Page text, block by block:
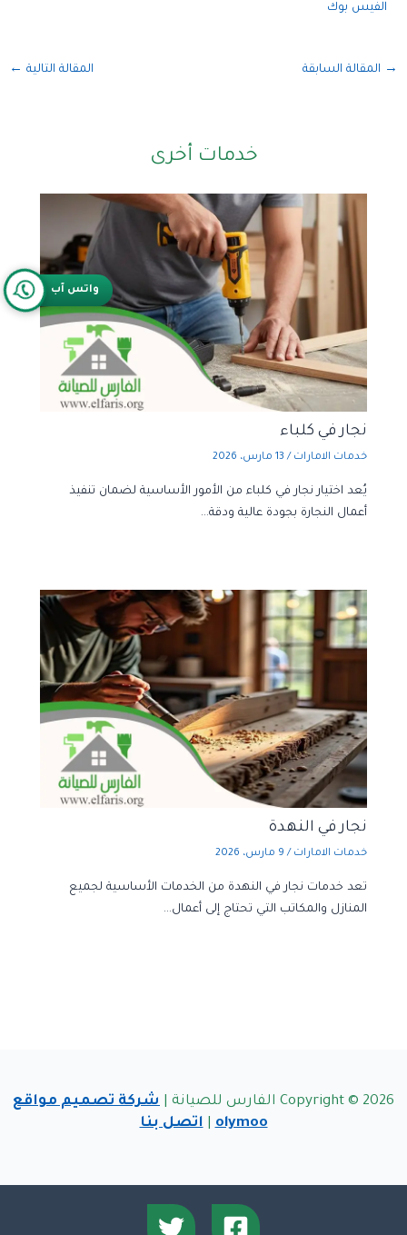
الفيس بوك
→ المقالة السابقة المقالة التالية ←
خدمات أخرى
نجار في كلباء
خدمات الامارات / 13 مارس، 2026
يُعد اختيار نجار في كلباء من الأمور الأساسية لضمان تنفيذ
أعمال النجارة بجودة عالية ودقة…
نجار في النهدة
خدمات الامارات / 9 مارس، 2026
تعد خدمات نجار في النهدة من الخدمات الأساسية لجميع
المنازل والمكاتب التي تحتاج إلى أعمال…
Copyright © 2026 الفارس للصيانة |
شركة تصميم مواقع
olymoo
|اتصل بنا
واتس آب